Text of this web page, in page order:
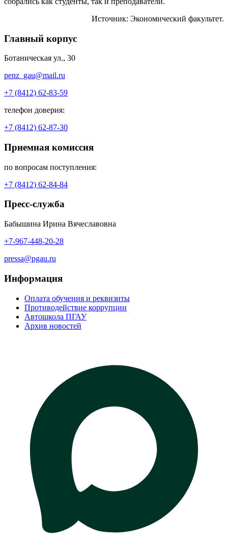
Источник: Экономический факультет.
Главный корпус
Ботаническая ул., 30
penz_gau@mail.ru
+7 (8412) 62-83-59
телефон доверия:
+7 (8412) 62-87-30
Приемная комиссия
по вопросам поступления:
+7 (8412) 62-84-84
Пресс-служба
Бабышина Ирина Вячеславовна
+7-967-448-20-28
pressa@pgau.ru
Информация
Оплата обучения и реквизиты
Противодействие коррупции
Автошкола ПГАУ
Архив новостей